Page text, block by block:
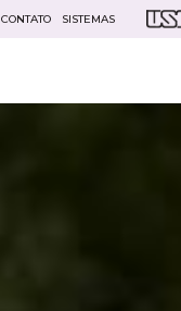
CONTATO SISTEMAS